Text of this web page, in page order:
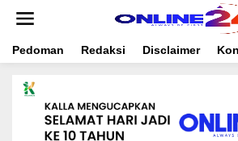
t
Pedoman Redaksi Disclaimer